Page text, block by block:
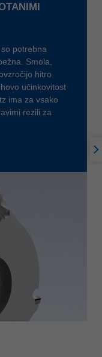
potrebna
Smola,
hitro
učinkovitost
ima za vsako
rezili za